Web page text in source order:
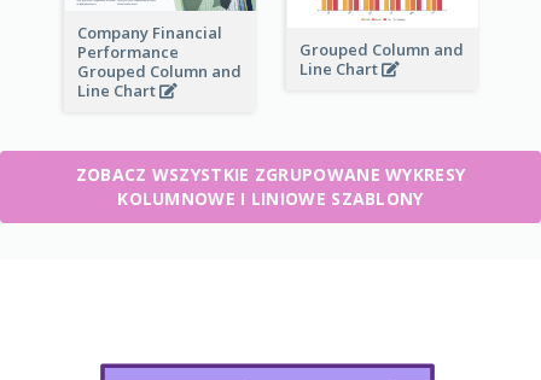
Company Financial
Performance
Grouped Column and
Line Chart
Grouped Column and
Line Chart
ZOBACZ WSZYSTKIE ZGRUPOWANE WYKRESY
KOLUMNOWE I LINIOWE SZABLONY